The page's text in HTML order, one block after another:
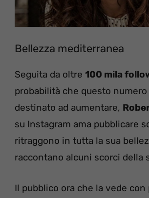
Bellezza mediterranea
Seguita da oltre 100 mila
probabilità che questo numero
destinato ad aumentare,
su Instagram ama pubblicare
ritraggono in tutta la sua
raccontano alcuni scorci della
Il pubblico ora che la vede con